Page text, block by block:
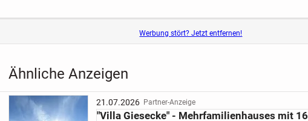
Werbung stört? Jetzt entfernen!
Ähnliche Anzeigen
21.07.2026 Partner-Anzeige
"Villa Giesecke" - Mehrfamilienhauses mit 16